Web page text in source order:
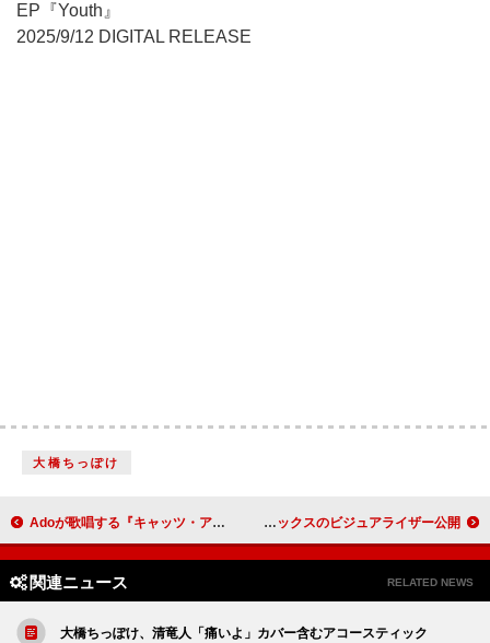
EP『Youth』
2025/9/12 DIGITAL RELEASE
大橋ちっぽけ
Adoが歌唱する『キャッツ・アイ』オリジナルテーマ「CAT'S EYE」配信リリース 米津玄師、フロスト・チルドレンによる「KICK BACK」リミックスのビジュアライザー公開
関連ニュース RELATED NEWS
大橋ちっぽけ、清竜人「痛いよ」カバー含むアコースティック